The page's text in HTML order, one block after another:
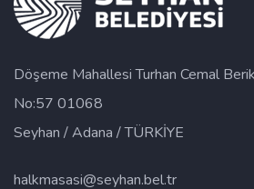
Döşeme Mahallesi Turhan Cemal
No:57 01068
Seyhan / Adana / TÜRKİYE
halkmasasi@seyhan.bel.tr